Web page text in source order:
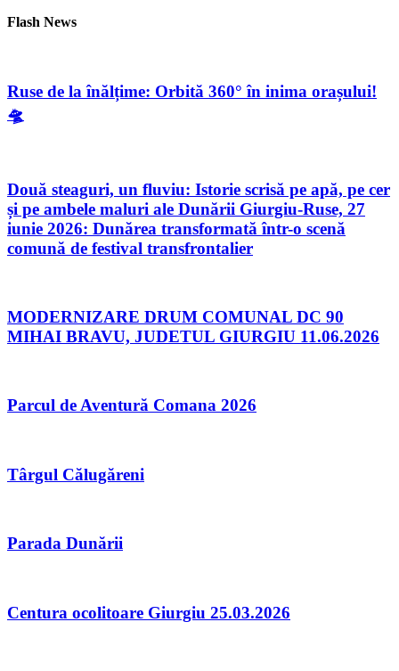
Flash News
Ruse de la înălțime: Orbită 360° în inima orașului!
🛸
Două steaguri, un fluviu: Istorie scrisă pe apă, pe cer
și pe ambele maluri ale Dunării Giurgiu-Ruse, 27
iunie 2026: Dunărea transformată într-o scenă
comună de festival transfrontalier
MODERNIZARE DRUM COMUNAL DC 90
MIHAI BRAVU, JUDETUL GIURGIU 11.06.2026
Parcul de Aventură Comana 2026
Târgul Călugăreni
Parada Dunării
Centura ocolitoare Giurgiu 25.03.2026